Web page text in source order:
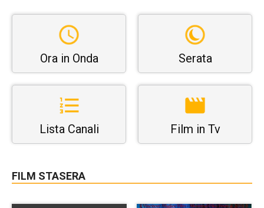
Ora in Onda Serata
Lista Canali Film in Tv
FILM STASERA